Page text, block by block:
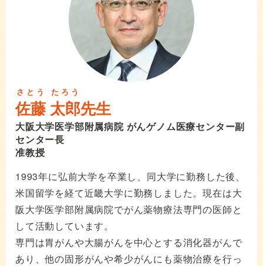
佐藤
さとう
太郎
たろう
先生
大阪大学医学部附属病院 がんゲノム医療センター副
センター長
准教授
1993年に弘前大学を卒業し、同大学に勤務した後、
米国留学を経て近畿大学に勤務しました。現在は大
阪大学医学部附属病院でがん薬物療法専門の医師と
して活動しています。
専門は胃がんや大腸がんを中心とする消化器がんで
あり、他の固形がんや希少がんにも薬物治療を行っ